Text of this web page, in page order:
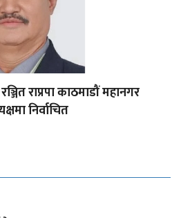
राप्रपा काठमाडौं महानगर
निर्वाचित